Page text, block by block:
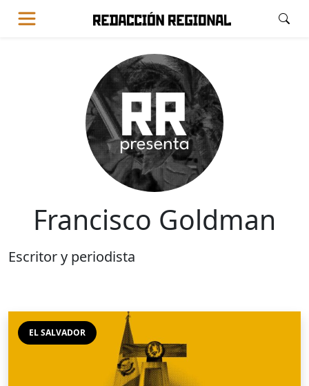
Francisco Goldman
Escritor y periodista
EL SALVADOR